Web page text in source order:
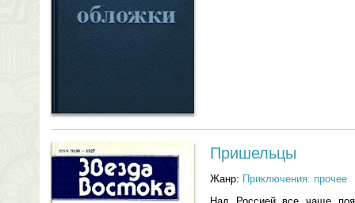
Пришельцы
Жанр: Приключения: прочее